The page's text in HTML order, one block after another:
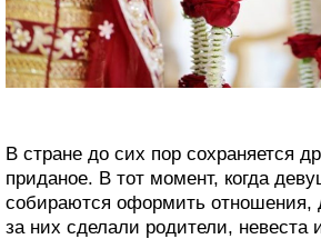
В стране до сих пор сохраняется
приданое. В тот момент, когда
собираются оформить отношения,
за них сделали родители, невеста